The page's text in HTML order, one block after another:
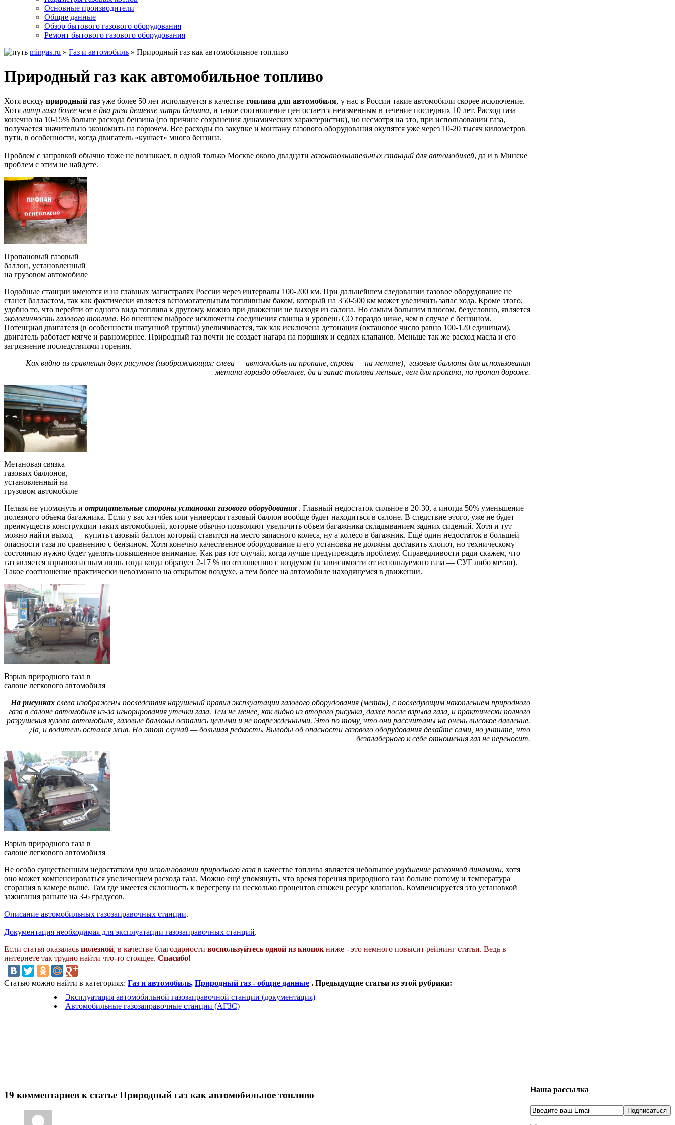
Основные производители
Общие данные
Обзор бытового газового оборудования
Ремонт бытового газового оборудования
mingas.ru » Газ и автомобиль » Природный газ как автомобильное топливо
Природный газ как автомобильное топливо
Хотя всюду природный газ уже более 50 лет используется в качестве топлива для автомобиля, у нас в России такие автомобили скорее исключение.
Хотя литр газа более чем в два раза дешевле литра бензина, и такое соотношение цен остается неизменным в течение последних 10 лет. Расход газа
конечно на 10-15% больше расхода бензина (по причине сохранения динамических характеристик), но несмотря на это, при использовании газа,
получается значительно экономить на горючем. Все расходы по закупке и монтажу газового оборудования окупятся уже через 10-20 тысяч километров
пути, в особенности, когда двигатель «кушает» много бензина.
Проблем с заправкой обычно тоже не возникает, в одной только Москве около двадцати газонаполнительных станций для автомобилей, да и в Минске
проблем с этим не найдете.
Пропановый газовый
баллон, установленный
на грузовом автомобиле
Подобные станции имеются и на главных магистралях России через интервалы 100-200 км. При дальнейшем следовании газовое оборудование не
станет балластом, так как фактически является вспомогательным топливным баком, который на 350-500 км может увеличить запас хода. Кроме этого,
удобно то, что перейти от одного вида топлива к другому, можно при движении не выходя из салона. Но самым большим плюсом, безусловно, является
экологичность газового топлива. Во внешнем выбросе исключены соединения свинца и уровень СО гораздо ниже, чем в случае с бензином.
Потенциал двигателя (в особенности шатунной группы) увеличивается, так как исключена детонация (октановое число равно 100-120 единицам),
двигатель работает мягче и равномернее. Природный газ почти не создает нагара на поршнях и седлах клапанов. Меньше так же расход масла и его
загрязнение последствиями горения.
Как видно из сравнения двух рисунков (изображающих: слева — автомобиль на пропане, справа — на метане), газовые баллоны для использования
метана гораздо объемнее, да и запас топлива меньше, чем для пропана, но пропан дороже.
Метановая связка
газовых баллонов,
установленный на
грузовом автомобиле
Нельзя не упомянуть и отрицательные стороны установки газового оборудования . Главный недостаток сильное в 20-30, а иногда 50% уменьшение
полезного объема багажника. Если у вас хэтчбек или универсал газовый баллон вообще будет находиться в салоне. В следствие этого, уже не будет
преимуществ конструкции таких автомобилей, которые обычно позволяют увеличить объем багажника складыванием задних сидений. Хотя и тут
можно найти выход — купить газовый баллон который ставится на место запасного колеса, ну а колесо в багажник. Ещё один недостаток в большей
опасности газа по сравнению с бензином. Хотя конечно качественное оборудование и его установка не должны доставить хлопот, но техническому
состоянию нужно будет уделять повышенное внимание. Как раз тот случай, когда лучше предупреждать проблему. Справедливости ради скажем, что
газ является взрывоопасным лишь тогда когда образует 2-17 % по отношению с воздухом (в зависимости от используемого газа — СУГ либо метан).
Такое соотношение практически невозможно на открытом воздухе, а тем более на автомобиле находящемся в движении.
Взрыв природного газа в
салоне легкового автомобиля
На рисунках слева изображены последствия нарушений правил эксплуатации газового оборудования (метан), с последующим накоплением природного
газа в салоне автомобиля из-за игнорирования утечки газа. Тем не менее, как видно из второго рисунка, даже после взрыва газа, и практически полного
разрушения кузова автомобиля, газовые баллоны остались целыми и не поврежденными. Это по тому, что они рассчитаны на очень высокое давление.
Да, и водитель остался жив. Но этот случай — большая редкость. Выводы об опасности газового оборудования делайте сами, но учтите, что
безалаберного к себе отношения газ не переносит.
Взрыв природного газа в
салоне легкового автомобиля
Не особо существенным недостатком при использовании природного газа в качестве топлива является небольшое ухудшение разгонной динамики, хотя
оно может компенсироваться увеличением расхода газа. Можно ещё упомянуть, что время горения природного газа больше потому и температура
сгорания в камере выше. Там где имеется склонность к перегреву на несколько процентов снижен ресурс клапанов. Компенсируется это установкой
зажигания раньше на 3-6 градусов.
Описание автомобильных газозаправочных станции.
Документация необходимая для эксплуатации газозаправочных станций.
Если статья оказалась полезной, в качестве благодарности воспользуйтесь одной из кнопок ниже - это немного повысит рейнинг статьи. Ведь в
интернете так трудно найти что-то стоящее. Спасибо!
Статью можно найти в категориях: Газ и автомобиль, Природный газ - общие данные . Предыдущие статьи из этой рубрики:
Эксплуатация автомобильной газозаправочной станции (документация)
Автомобильные газозаправочные станции (АГЗС)
19 комментариев к статье Природный газ как автомобильное топливо Наша рассылка